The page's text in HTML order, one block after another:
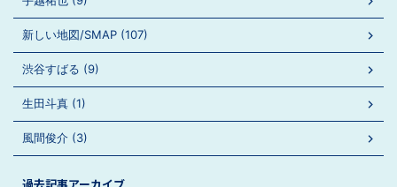
新しい地図/SMAP (107)
渋谷すばる (9)
生田斗真 (1)
風間俊介 (3)